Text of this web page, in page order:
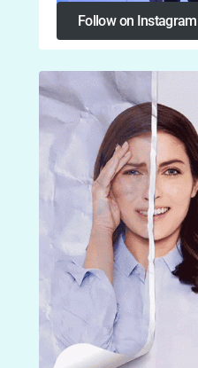
Follow on Instagram
Follow on Instagram